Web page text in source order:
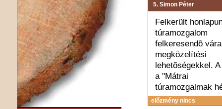
5. Simon Péter
Felkerült
túramozgalom
felkeresendõ
megközelítési
lehetõségekkel.
a "Mátrai
túramozgalmak
előzmény nincs